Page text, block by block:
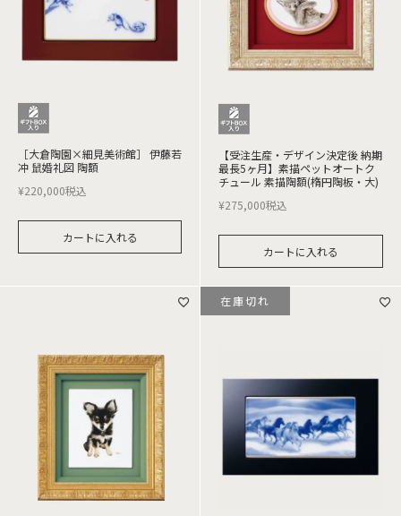
［大倉陶園×細見美術館］ 伊藤若
冲 鼠婚礼図 陶額
¥220,000税込
カートに入れる
【受注生産・デザイン決定後 納期
最長5ヶ月】素描ペットオートク
チュール 素描陶額(楕円陶板・大)
¥275,000税込
カートに入れる
在庫切れ